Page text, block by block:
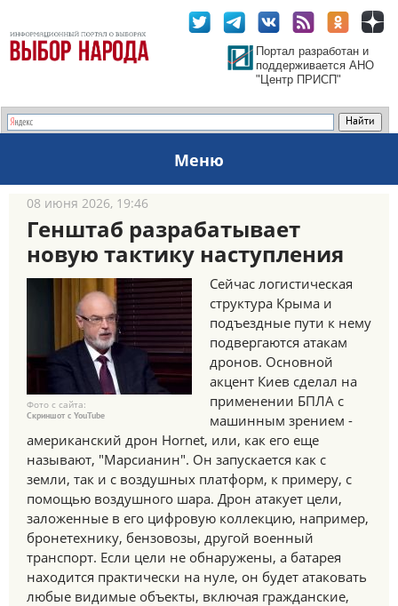
Портал разработан и
поддерживается АНО
"Центр ПРИСП"
Меню
08 июня 2026, 19:46
Генштаб разрабатывает
новую тактику наступления
Фото с сайта:
Скриншот с YouTube
Сейчас логистическая
структура Крыма и
подъездные пути к нему
подвергаются атакам
дронов. Основной
акцент Киев сделал на
применении БПЛА с
машинным зрением -
американский дрон Hornet, или, как его еще
называют, "Марсианин". Он запускается как с
земли, так и с воздушных платформ, к примеру, с
помощью воздушного шара. Дрон атакует цели,
заложенные в его цифровую коллекцию, например,
бронетехнику, бензовозы, другой военный
транспорт. Если цели не обнаружены, а батарея
находится практически на нуле, он будет атаковать
любые видимые объекты, включая гражданские,